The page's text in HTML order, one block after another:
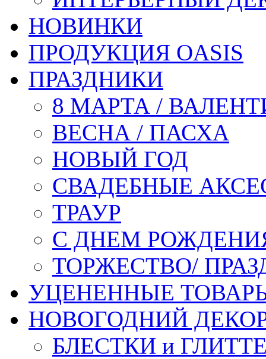
НОВИНКИ
ПРОДУКЦИЯ OASIS
ПРАЗДНИКИ
8 МАРТА /
ВЕСНА / ПАСХА
НОВЫЙ ГОД
СВАДЕБНЫЕ
ТРАУР
С ДНЕМ
ТОРЖЕСТВО/
УЦЕНЕННЫЕ
НОВОГОДНИЙ
БЛЕСТКИ и